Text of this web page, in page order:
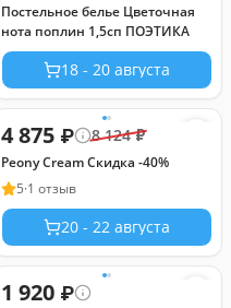
Постельное белье Цветочная
нота поплин 1,5сп ПОЭТИКА
18 - 20 августа
4 875 ₽ 8 124₽
Peony Cream Скидка -40%
5·1 отзыв
20 - 22 августа
1 920 ₽